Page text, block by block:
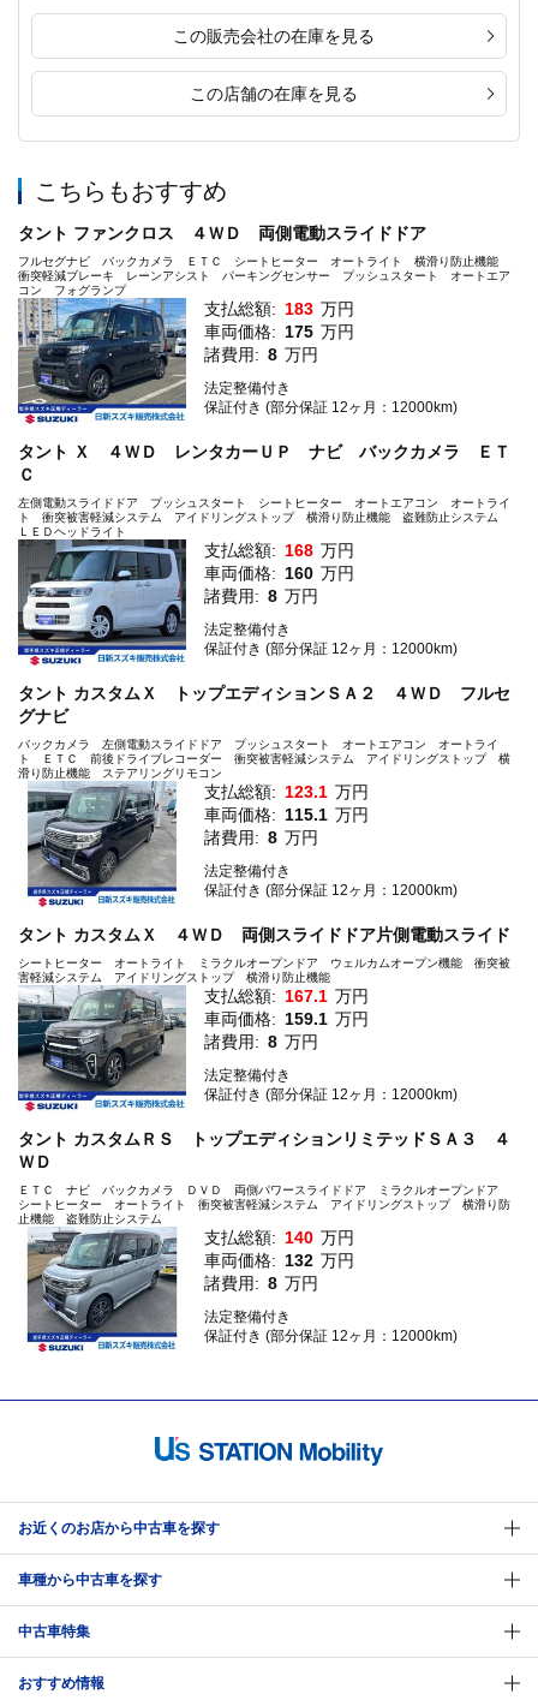
この販売会社の在庫を見る
この店舗の在庫を見る
こちらもおすすめ
タント ファンクロス ４ＷＤ 両側電動スライドドア
フルセグナビ バックカメラ ＥＴＣ シートヒーター オートライト 横滑り防止機能
衝突軽減ブレーキ レーンアシスト パーキングセンサー プッシュスタート オートエア
コン フォグランプ
支払総額: 183 万円
車両価格: 175 万円
諸費用: 8 万円
法定整備付き
保証付き (部分保証 12ヶ月：12000km)
タント Ｘ ４ＷＤ レンタカーＵＰ ナビ バックカメラ ＥＴ
Ｃ
左側電動スライドドア プッシュスタート シートヒーター オートエアコン オートライ
ト 衝突被害軽減システム アイドリングストップ 横滑り防止機能 盗難防止システム
ＬＥＤヘッドライト
支払総額: 168 万円
車両価格: 160 万円
諸費用: 8 万円
法定整備付き
保証付き (部分保証 12ヶ月：12000km)
タント カスタムＸ トップエディションＳＡ２ ４ＷＤ フルセ
グナビ
バックカメラ 左側電動スライドドア プッシュスタート オートエアコン オートライ
ト ＥＴＣ 前後ドライブレコーダー 衝突被害軽減システム アイドリングストップ 横
滑り防止機能 ステアリングリモコン
支払総額: 123.1 万円
車両価格: 115.1 万円
諸費用: 8 万円
法定整備付き
保証付き (部分保証 12ヶ月：12000km)
タント カスタムＸ ４ＷＤ 両側スライドドア片側電動スライド
シートヒーター オートライト ミラクルオープンドア ウェルカムオープン機能 衝突被
害軽減システム アイドリングストップ 横滑り防止機能
支払総額: 167.1 万円
車両価格: 159.1 万円
諸費用: 8 万円
法定整備付き
保証付き (部分保証 12ヶ月：12000km)
タント カスタムＲＳ トップエディションリミテッドＳＡ３ ４
ＷＤ
ＥＴＣ ナビ バックカメラ ＤＶＤ 両側パワースライドドア ミラクルオープンドア
シートヒーター オートライト 衝突被害軽減システム アイドリングストップ 横滑り防
止機能 盗難防止システム
支払総額: 140 万円
車両価格: 132 万円
諸費用: 8 万円
法定整備付き
保証付き (部分保証 12ヶ月：12000km)
お近くのお店から中古車を探す
車種から中古車を探す
中古車特集
おすすめ情報